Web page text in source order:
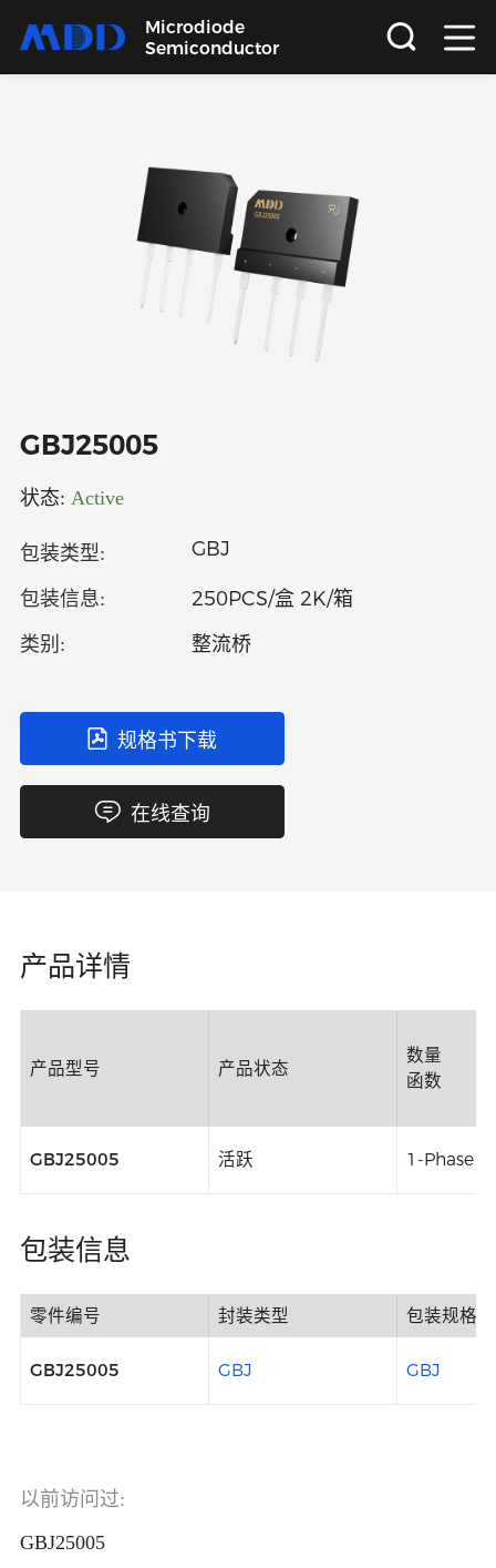
Microdiode
Semiconductor
关于
语言
GBJ25005
状态: Active
包装类型: GBJ
包装信息: 250PCS/盒 2K/箱
类别: 整流桥
规格书下载
在线查询
产品详情
产品型号 产品状态
数量
函数
GBJ25005 活跃 1-Phase
包装信息
零件编号 封装类型 包装规格
GBJ25005 GBJ GBJ
以前访问过:
GBJ25005